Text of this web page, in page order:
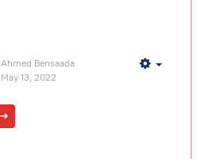
Ahmed Bensaada
May 13, 2022